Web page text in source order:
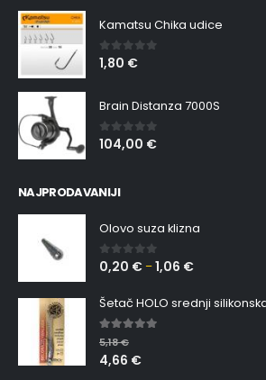
Kamatsu Chika udice
0 out of 5
1,80 €
Brain Distanza 7000S
0out of 5
104,00 €
NAJPRODAVANIJI
Olovo suza klizna
0 out of 5
0,20 € –1,06 €
5.00out of 5
5,18€
4,66 €